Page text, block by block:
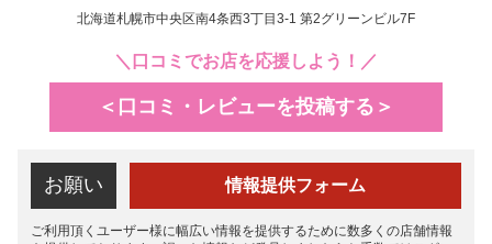
北海道札幌市中央区南4条西3丁目3-1 第2グリーンビル7F
＼口コミでお店を応援しよう！／
＜口コミ・レビューを投稿する＞
お願い
ご利用頂くユーザー様に幅広い情報を提供するために数多くの店舗情報
情報提供フォーム